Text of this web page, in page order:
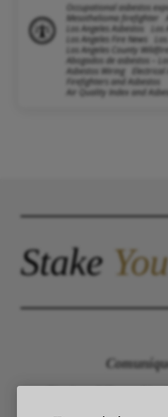
Occupational asbestos
Mesothelioma firefighter
Los Angeles Asbestos
Los Angeles Fire News
Los Angeles County
Abogados de asbestos –
Asbestos Wiring
Firefighters and Asbestos
Air Quality Index and
Stake